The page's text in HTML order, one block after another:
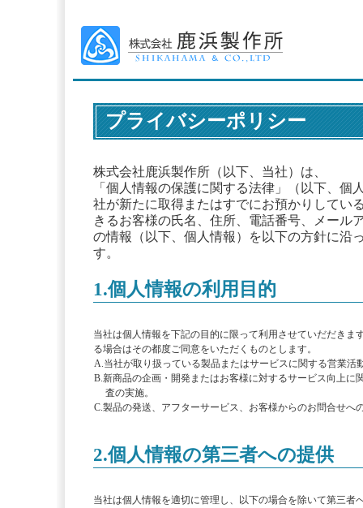
プライバシーポリシー
株式会社鹿浜製作所（以下、当社）は、
「個人情報の保護に関する法律」（以下、個
社が新たに取得またはすでにお預かりしてい
きるお客様の氏名、住所、電話番号、メール
の情報（以下、個人情報）を以下の方針に沿
す。
1.個人情報の利用目的
当社は個人情報を下記の目的に限って利用させていだだきま
る場合はその都度ご同意をいただくものとします。
A.当社が取り扱っている製品またはサービスに関する営業活
B.新商品の企画・開発またはお客様に対するサービス向上に
査の実施。
C.製品の発送、アフターサービス、お客様からのお問合せへ
2.個人情報の第三者への提供
当社は個人情報を適切に管理し、以下の場合を除いて第三者